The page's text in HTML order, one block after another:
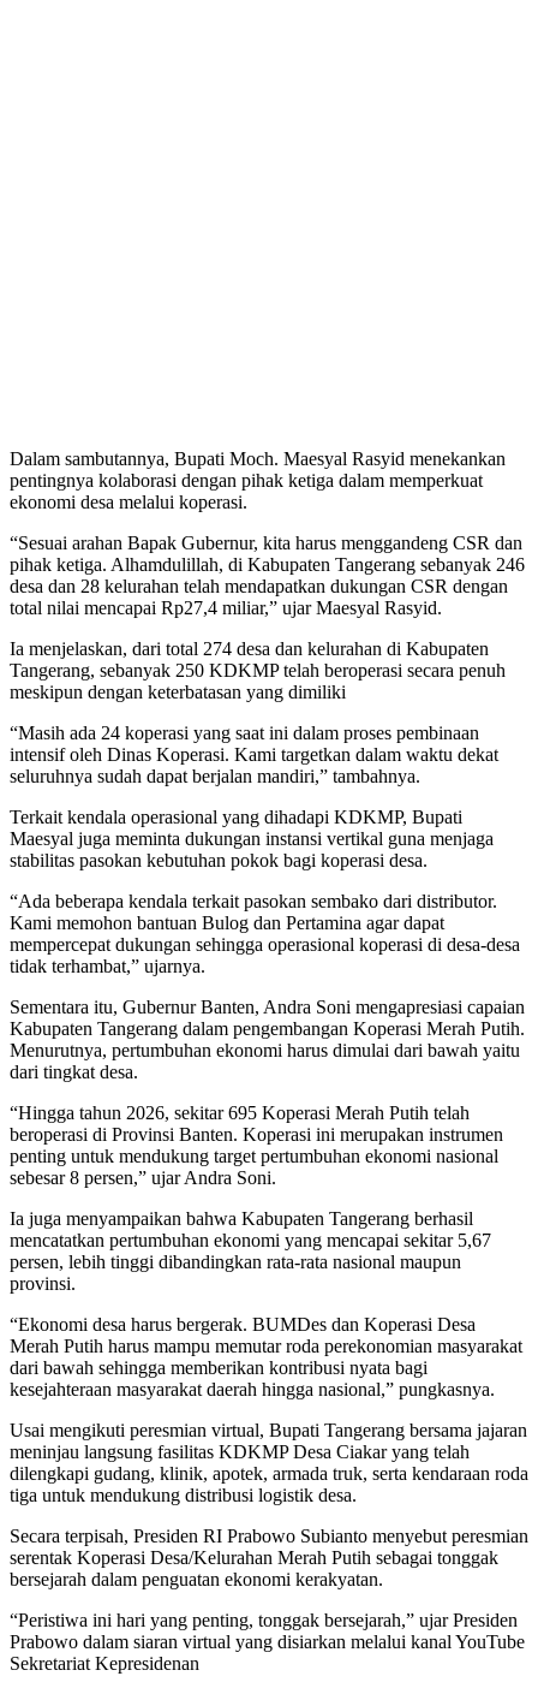
Dalam sambutannya, Bupati Moch. Maesyal Rasyid menekankan
pentingnya kolaborasi dengan pihak ketiga dalam memperkuat
ekonomi desa melalui koperasi.
“Sesuai arahan Bapak Gubernur, kita harus menggandeng CSR dan
pihak ketiga. Alhamdulillah, di Kabupaten Tangerang sebanyak 246
desa dan 28 kelurahan telah mendapatkan dukungan CSR dengan
total nilai mencapai Rp27,4 miliar,” ujar Maesyal Rasyid.
Ia menjelaskan, dari total 274 desa dan kelurahan di Kabupaten
Tangerang, sebanyak 250 KDKMP telah beroperasi secara penuh
meskipun dengan keterbatasan yang dimiliki
“Masih ada 24 koperasi yang saat ini dalam proses pembinaan
intensif oleh Dinas Koperasi. Kami targetkan dalam waktu dekat
seluruhnya sudah dapat berjalan mandiri,” tambahnya.
Terkait kendala operasional yang dihadapi KDKMP, Bupati
Maesyal juga meminta dukungan instansi vertikal guna menjaga
stabilitas pasokan kebutuhan pokok bagi koperasi desa.
“Ada beberapa kendala terkait pasokan sembako dari distributor.
Kami memohon bantuan Bulog dan Pertamina agar dapat
mempercepat dukungan sehingga operasional koperasi di desa-desa
tidak terhambat,” ujarnya.
Sementara itu, Gubernur Banten, Andra Soni mengapresiasi capaian
Kabupaten Tangerang dalam pengembangan Koperasi Merah Putih.
Menurutnya, pertumbuhan ekonomi harus dimulai dari bawah yaitu
dari tingkat desa.
“Hingga tahun 2026, sekitar 695 Koperasi Merah Putih telah
beroperasi di Provinsi Banten. Koperasi ini merupakan instrumen
penting untuk mendukung target pertumbuhan ekonomi nasional
sebesar 8 persen,” ujar Andra Soni.
Ia juga menyampaikan bahwa Kabupaten Tangerang berhasil
mencatatkan pertumbuhan ekonomi yang mencapai sekitar 5,67
persen, lebih tinggi dibandingkan rata-rata nasional maupun
provinsi.
“Ekonomi desa harus bergerak. BUMDes dan Koperasi Desa
Merah Putih harus mampu memutar roda perekonomian masyarakat
dari bawah sehingga memberikan kontribusi nyata bagi
kesejahteraan masyarakat daerah hingga nasional,” pungkasnya.
Usai mengikuti peresmian virtual, Bupati Tangerang bersama jajaran
meninjau langsung fasilitas KDKMP Desa Ciakar yang telah
dilengkapi gudang, klinik, apotek, armada truk, serta kendaraan roda
tiga untuk mendukung distribusi logistik desa.
Secara terpisah, Presiden RI Prabowo Subianto menyebut peresmian
serentak Koperasi Desa/Kelurahan Merah Putih sebagai tonggak
bersejarah dalam penguatan ekonomi kerakyatan.
“Peristiwa ini hari yang penting, tonggak bersejarah,” ujar Presiden
Prabowo dalam siaran virtual yang disiarkan melalui kanal YouTube
Sekretariat Kepresidenan